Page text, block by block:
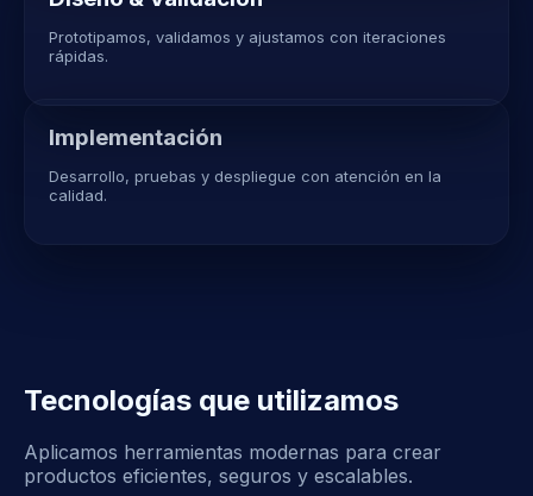
Prototipamos, validamos y ajustamos con iteraciones
rápidas.
Implementación
Desarrollo, pruebas y despliegue con atención en la
calidad.
Tecnologías que utilizamos
Aplicamos herramientas modernas para crear
productos eficientes, seguros y escalables.